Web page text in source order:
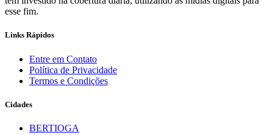
esse fim.
Links Rápidos
Entre em Contato
Política de Privacidade
Termos e Condições
Cidades
BERTIOGA